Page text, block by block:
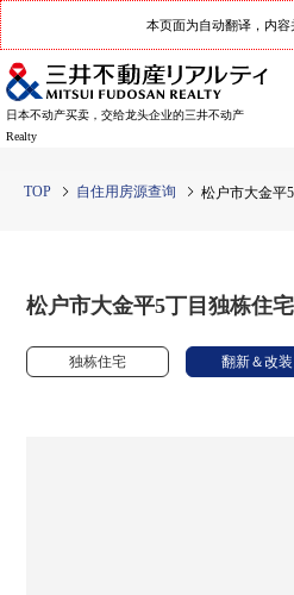
本页面为自动翻译，内容
日本不动产买卖，交给龙头企业的三井不动产
Realty
TOP 自住用房源查询 松户市大金平
松户市大金平5丁目独栋住宅
独栋住宅 翻新＆改装